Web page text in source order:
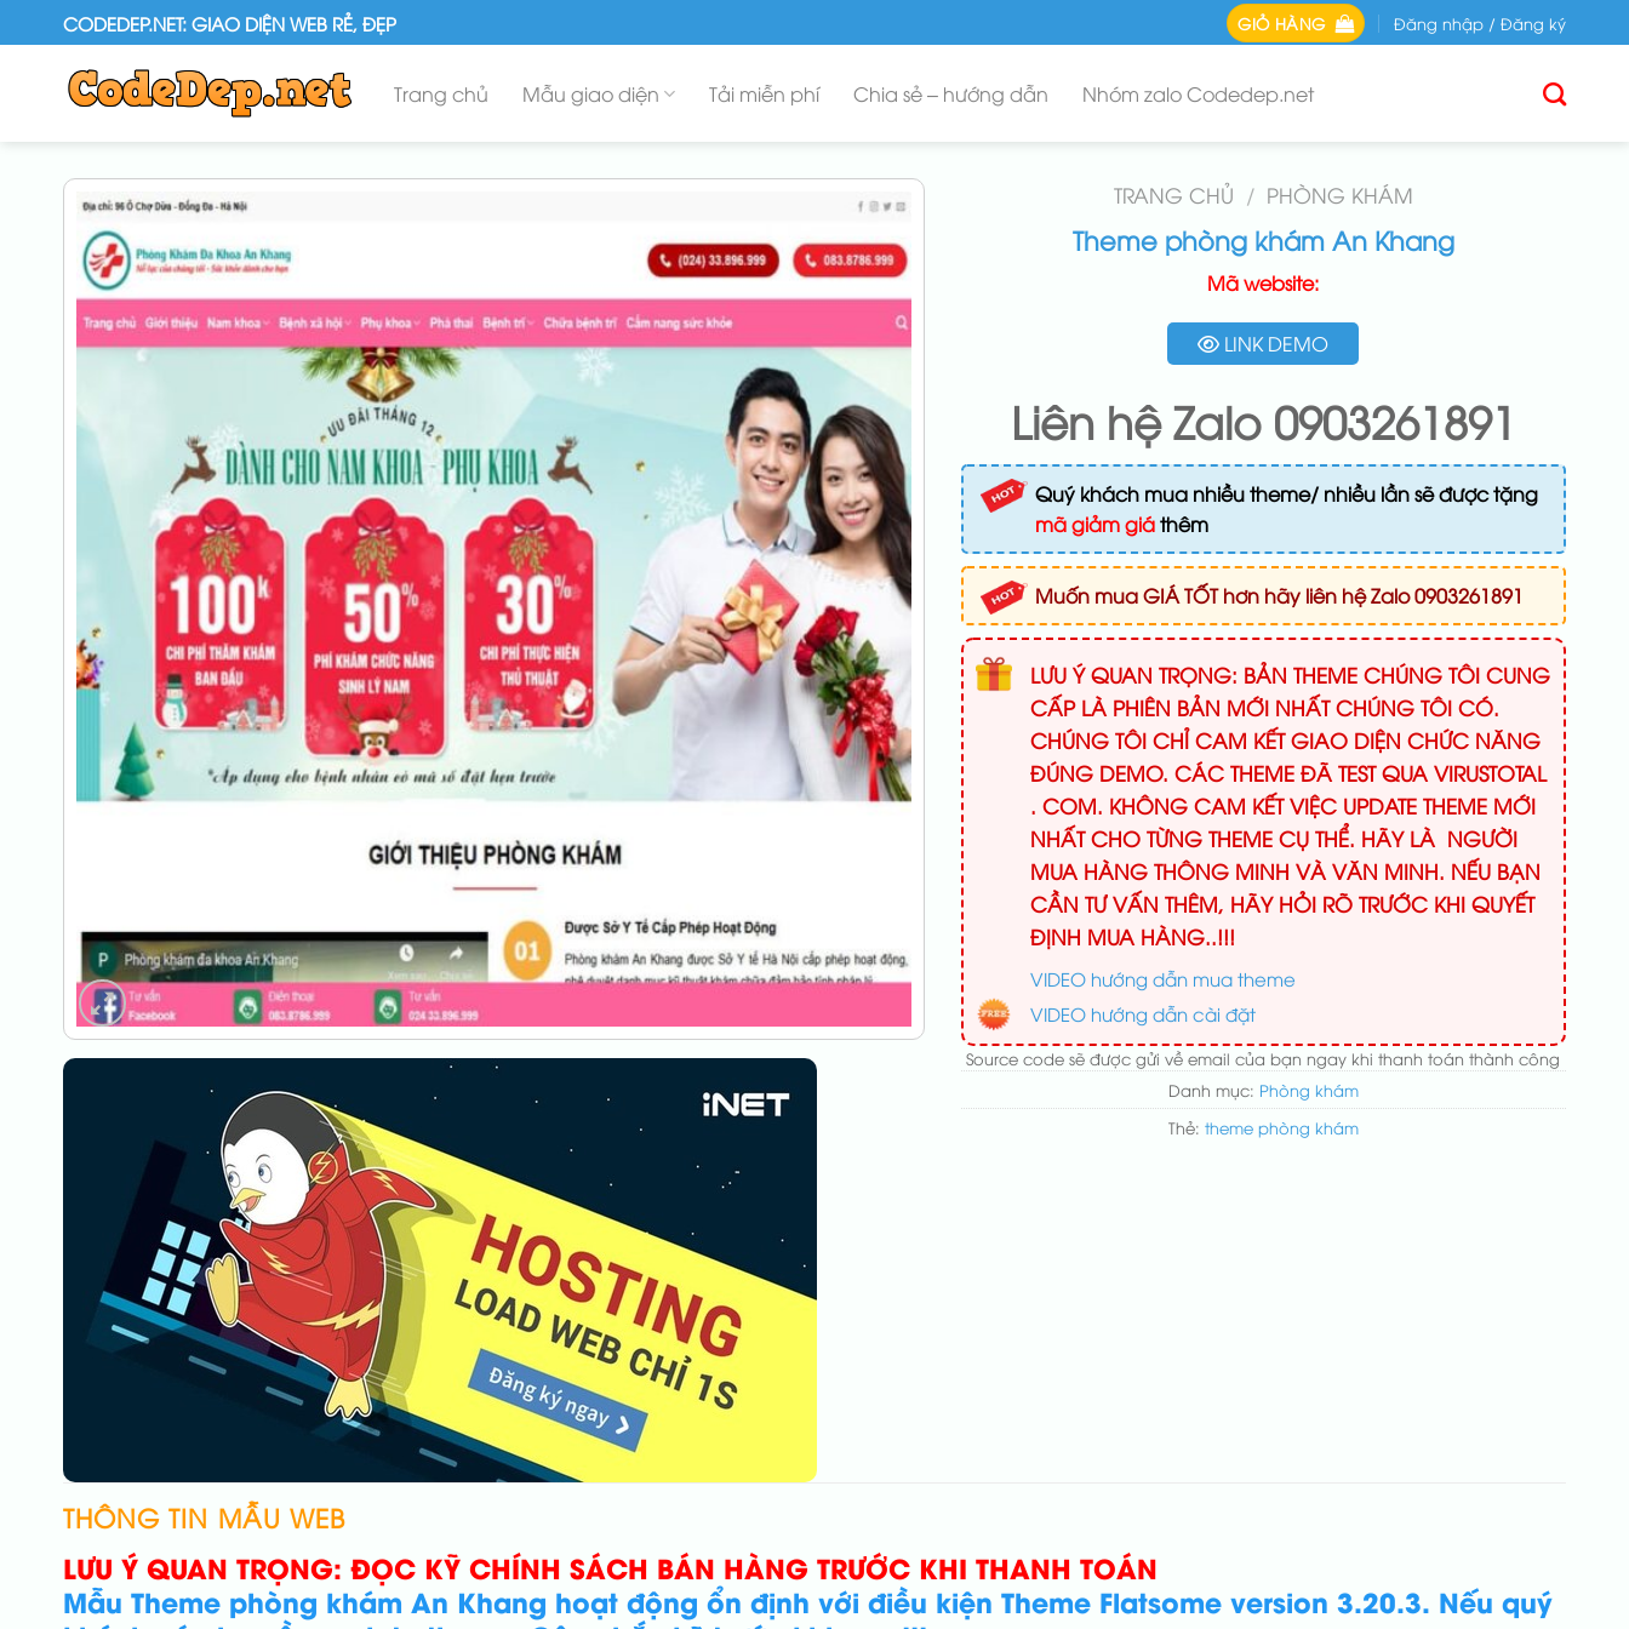
to
content
CODEDEP.NET: GIAO DIỆN WEB RẺ, ĐẸP GIỎ HÀNG Đăng nhập / Đăng ký
Trang chủ Mẫu giao diện Tải miễn phí Chia sẻ – hướng dẫn Nhóm zalo Codedep.net
TRANG CHỦ / PHÒNG KHÁM
Theme phòng khám An Khang
Mã website:
LINK DEMO
Liên hệ Zalo 0903261891
Quý khách mua nhiều theme/ nhiều lần sẽ được tặng
mã giảm giáthêm
Muốn mua GIÁ TỐT hơn hãy liên hệ Zalo 0903261891
LƯU Ý QUAN TRỌNG: BẢN THEME CHÚNG TÔI CUNG
CẤP LÀ PHIÊN BẢN MỚI NHẤT CHÚNG TÔI CÓ.
CHÚNG TÔI CHỈ CAM KẾT GIAO DIỆN CHỨC NĂNG
ĐÚNG DEMO. CÁC THEME ĐÃ TEST QUA VIRUSTOTAL
. COM. KHÔNG CAM KẾT VIỆC UPDATE THEME MỚI
NHẤT CHO TỪNG THEME CỤ THỂ. HÃY LÀ NGƯỜI
MUA HÀNG THÔNG MINH VÀ VĂN MINH. NẾU BẠN
CẦN TƯ VẤN THÊM, HÃY HỎI RÕ TRƯỚC KHI QUYẾT
ĐỊNH MUA HÀNG..!!!
VIDEO hướng dẫn mua theme
VIDEO hướng dẫn cài đặt
Source code sẽ được gửi về email của bạn ngay khi thanh toán thành công
Danh mục: Phòng khám
Thẻ: theme phòng khám
THÔNG TIN MẪU WEB
LƯU Ý QUAN TRỌNG: ĐỌC KỸ CHÍNH SÁCH BÁN HÀNG TRƯỚC KHI THANH TOÁN
Mẫu Theme phòng khám An Khang hoạt động ổn định với điều kiện Theme Flatsome version 3.20.3. Nếu quý